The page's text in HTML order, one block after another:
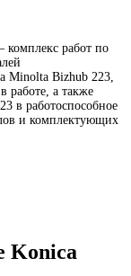
работ по
Minolta Bizhub 223,
работе, а также
в работоспособное
и комплектующих
Konica